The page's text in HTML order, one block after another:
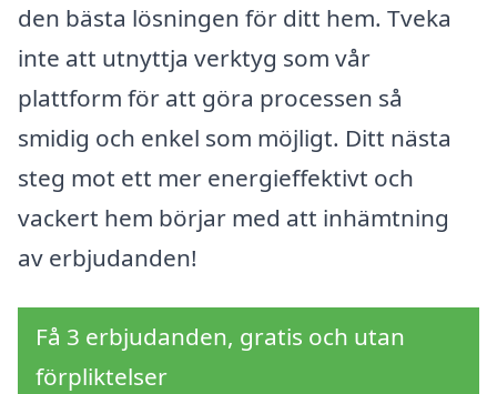
den bästa lösningen för ditt hem. Tveka
inte att utnyttja verktyg som vår
plattform för att göra processen så
smidig och enkel som möjligt. Ditt nästa
steg mot ett mer energieffektivt och
vackert hem börjar med att inhämtning
av erbjudanden!
Få 3 erbjudanden, gratis och utan
förpliktelser